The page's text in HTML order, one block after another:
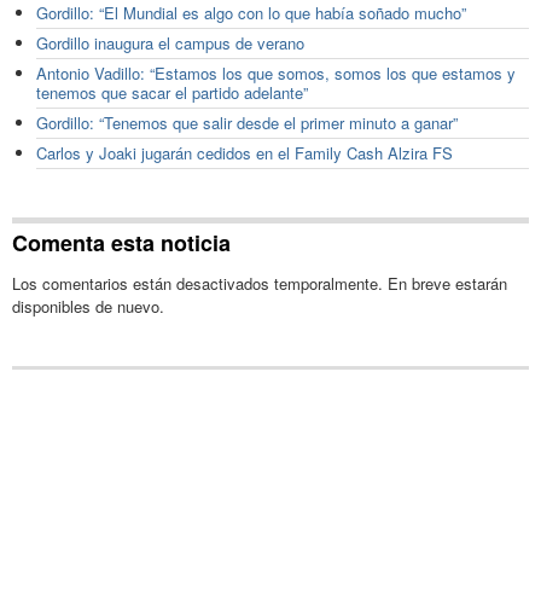
Gordillo: “El Mundial es algo con lo que había soñado mucho”
Gordillo inaugura el campus de verano
Antonio Vadillo: “Estamos los que somos, somos los que estamos y
tenemos que sacar el partido adelante”
Gordillo: “Tenemos que salir desde el primer minuto a ganar”
Carlos y Joaki jugarán cedidos en el Family Cash Alzira FS
Comenta esta noticia
Los comentarios están desactivados temporalmente. En breve estarán
disponibles de nuevo.